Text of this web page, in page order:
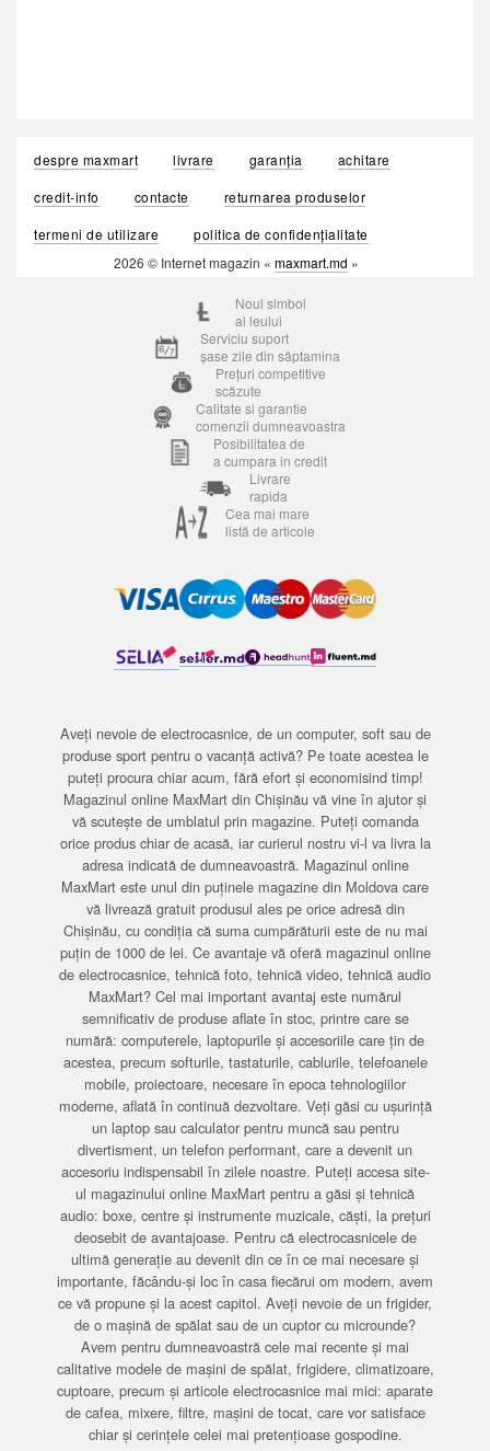
despre maxmart livrare garanția
achitare
credit-info
contacte
returnarea produselor
termeni de utilizare
politica de confidențialitate
2026 © Internet magazin « maxmart.md »
Noul simbol
al leului
Serviciu suport
șase zile din săptamina
Prețuri competitive
scăzute
Calitate si garantie
comenzii dumneavoastra
Posibilitatea de
a cumpara in credit
Livrare
rapida
Cea mai mare
listă de articole
Aveți nevoie de electrocasnice, de un computer, soft sau de
produse sport pentru o vacanță activă? Pe toate acestea le
puteți procura chiar acum, fără efort și economisind timp!
Magazinul online MaxMart din Chișinău vă vine în ajutor și
vă scutește de umblatul prin magazine. Puteți comanda
orice produs chiar de acasă, iar curierul nostru vi-l va livra la
adresa indicată de dumneavoastră. Magazinul online
MaxMart este unul din puținele magazine din Moldova care
vă livrează gratuit produsul ales pe orice adresă din
Chișinău, cu condiția că suma cumpărăturii este de nu mai
puțin de 1000 de lei. Ce avantaje vă oferă magazinul online
de electrocasnice, tehnică foto, tehnică video, tehnică audio
MaxMart? Cel mai important avantaj este numărul
semnificativ de produse aflate în stoc, printre care se
numără: computerele, laptopurile și accesoriile care țin de
acestea, precum softurile, tastaturile, cablurile, telefoanele
mobile, proiectoare, necesare în epoca tehnologiilor
moderne, aflată în continuă dezvoltare. Veți găsi cu ușurință
un laptop sau calculator pentru muncă sau pentru
divertisment, un telefon performant, care a devenit un
accesoriu indispensabil în zilele noastre. Puteți accesa site-
ul magazinului online MaxMart pentru a găsi și tehnică
audio: boxe, centre și instrumente muzicale, căști, la prețuri
deosebit de avantajoase. Pentru că electrocasnicele de
ultimă generație au devenit din ce în ce mai necesare și
importante, făcându-și loc în casa fiecărui om modern, avem
ce vă propune și la acest capitol. Aveți nevoie de un frigider,
de o mașină de spălat sau de un cuptor cu microunde?
Avem pentru dumneavoastră cele mai recente și mai
calitative modele de mașini de spălat, frigidere, climatizoare,
cuptoare, precum și articole electrocasnice mai mici: aparate
de cafea, mixere, filtre, mașini de tocat, care vor satisface
chiar și cerințele celei mai pretențioase gospodine.